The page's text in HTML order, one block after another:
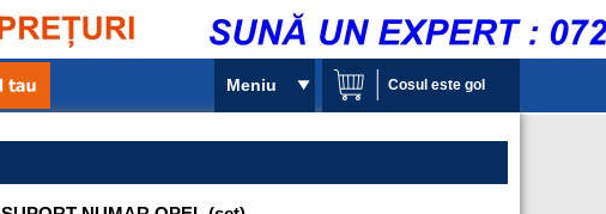
Meniu Cosul este gol